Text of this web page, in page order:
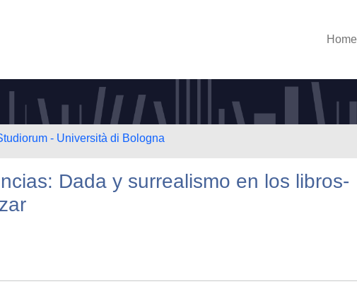
Home
- Università di Bologna
Dada y surrealismo en los libros-